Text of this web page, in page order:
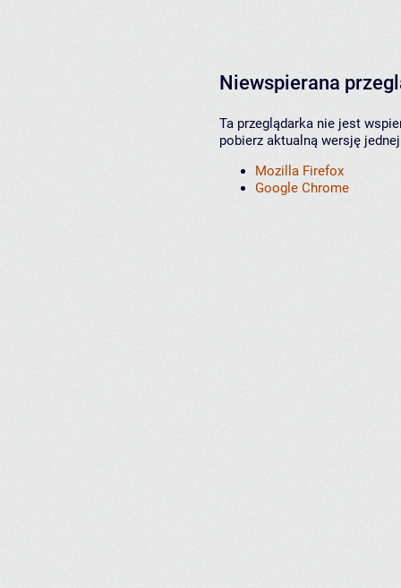
Niewspierana
Ta przeglądarka nie jest
pobierz aktualną wersję
Mozilla Firefox
Google Chrome